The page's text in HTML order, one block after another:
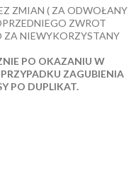
ZMIAN ( ZA ODWOŁANY
ZWROT
ZA NIEWYKORZYSTANY
PO OKAZANIU W
ZAGUBIENIA
PO DUPLIKAT.